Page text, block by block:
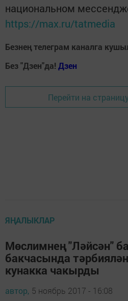
национальном
https://max.ru/tatmedia
Безнең телеграм каналга
Без "Дзен"да! Дзен
Перейти на
ЯҢАЛЫКЛАР
Мөслимнең "Ләйсән"
бакчасында
кунакка чакырды
автор, 5 ноябрь 2017 - 16:08